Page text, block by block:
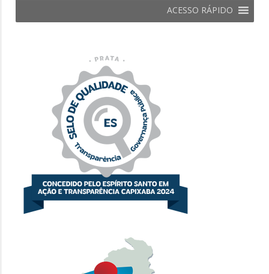
ACESSO RÁPIDO